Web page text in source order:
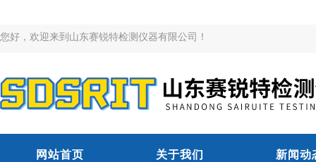
您好，欢迎来到山东赛锐特检测仪器有限公司！
网站首页 关于我们 新闻动